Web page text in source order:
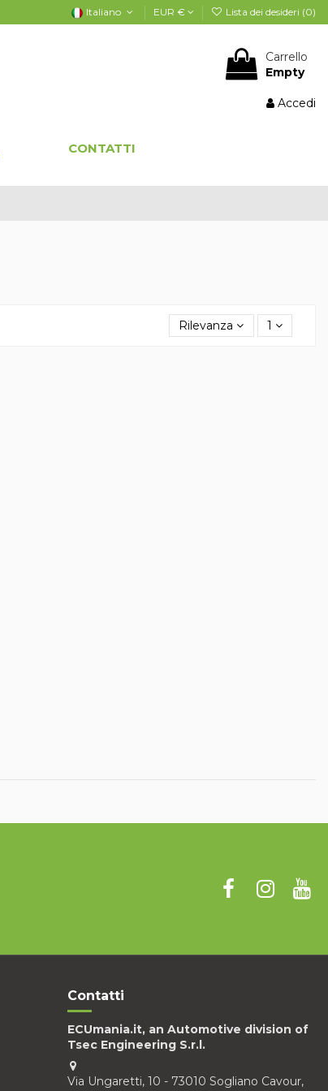
Italiano EUR € Lista dei desideri (0)
Carrello
Empty
Accedi
CONTATTI
Rilevanza 1
Contatti
ECUmania.it, an Automotive division of
Tsec Engineering S.r.l.
Via Ungaretti, 10 - 73010 Sogliano Cavour,